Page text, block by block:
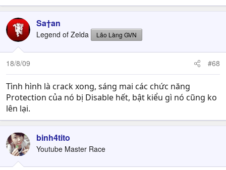
Sa†an
Legend of Zelda Lão Làng GVN
18/8/09 #68
Tình hình là crack xong, sáng mai các chức năng
Protection của nó bị Disable hết, bật kiểu gì nó cũng ko
lên lại.
binh4tito
Youtube Master Race